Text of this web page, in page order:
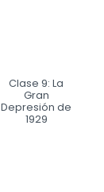
Clase 9: La
Gran
Depresión de
1929